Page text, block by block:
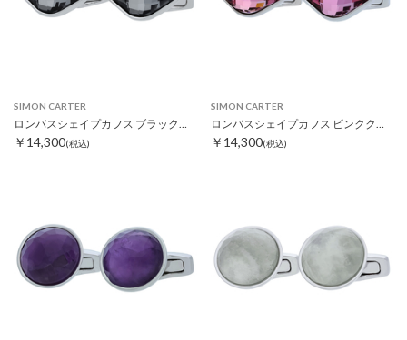
SIMON CARTER
￥14,300(税込)
SIMON CARTER
￥14,300(税込)